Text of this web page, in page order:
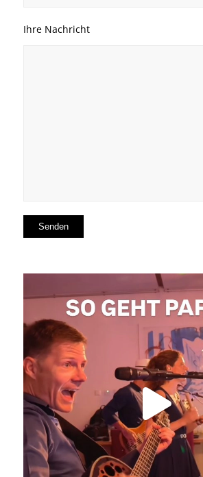
Ihre Nachricht
So geht Party!
Was für eine tolle...
29 0